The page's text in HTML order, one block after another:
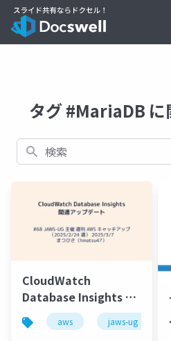
タグ #MariaDB に
検索
CloudWatch
Database Insights 関
連アップデート
aws jaws-ug